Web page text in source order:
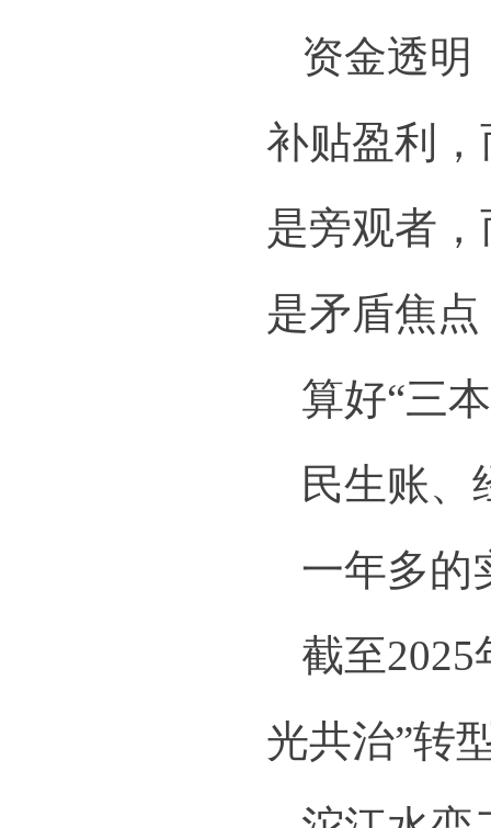
资金透明
补贴盈利
是旁观者
是矛盾焦
算好“三
民生账、
一年多的
截至
光共治”转